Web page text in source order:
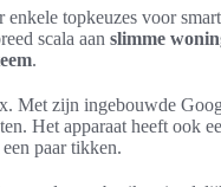
topkeuzes voor
scala aan slimme
.
Met zijn ingebouwde
Het apparaat heeft ook
paar tikken.